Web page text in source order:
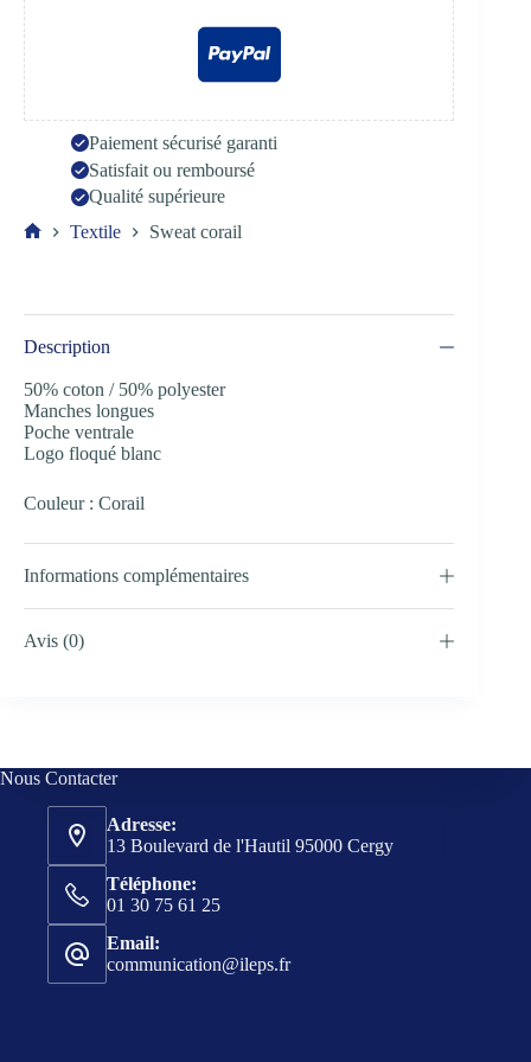
Paiement sécurisé garanti
Satisfait ou remboursé
Qualité supérieure
Textile Sweat corail
Description
50% coton / 50% polyester
Manches longues
Poche ventrale
Logo floqué blanc
Couleur : Corail
Informations complémentaires
Avis (0)
Nous Contacter
Adresse:
13 Boulevard de l'Hautil 95000 Cergy
Téléphone:
01 30 75 61 25
Email:
communication@ileps.fr